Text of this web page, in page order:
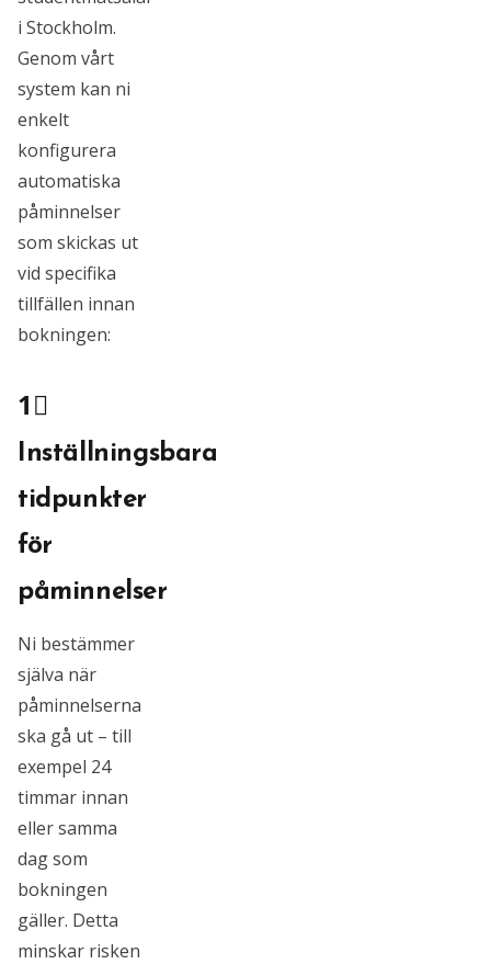
i Stockholm.
Genom vårt
system kan ni
enkelt
konfigurera
automatiska
påminnelser
som skickas ut
vid specifika
tillfällen innan
bokningen:
1⃣
Inställningsbara
tidpunkter
för
påminnelser
Ni bestämmer
själva när
påminnelserna
ska gå ut – till
exempel 24
timmar innan
eller samma
dag som
bokningen
gäller. Detta
minskar risken